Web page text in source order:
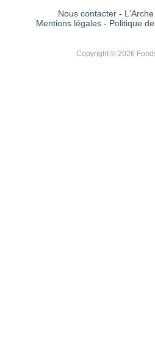
Nous contacter-
Mentions légales - Politique
Copyright © 2026